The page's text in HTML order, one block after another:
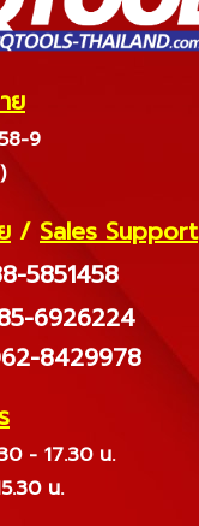
ย
9
/ Sales Support
5851458
6926224
8429978
- 17.30 น.
น.